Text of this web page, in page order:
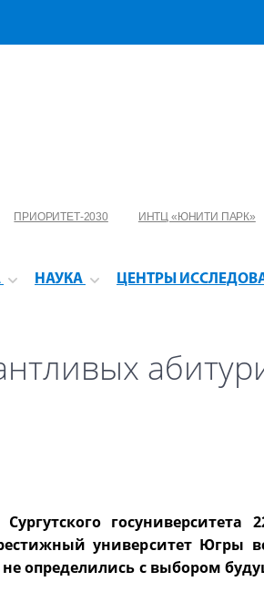
ПРИОРИТЕТ-2030 ИНТЦ «ЮНИТИ ПАРК»
НАУКА ЦЕНТРЫ
университет Югры
определились с выбором